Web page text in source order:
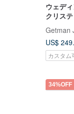
ウェデ
クリス
Getman
US$
カスタム
34%OFF